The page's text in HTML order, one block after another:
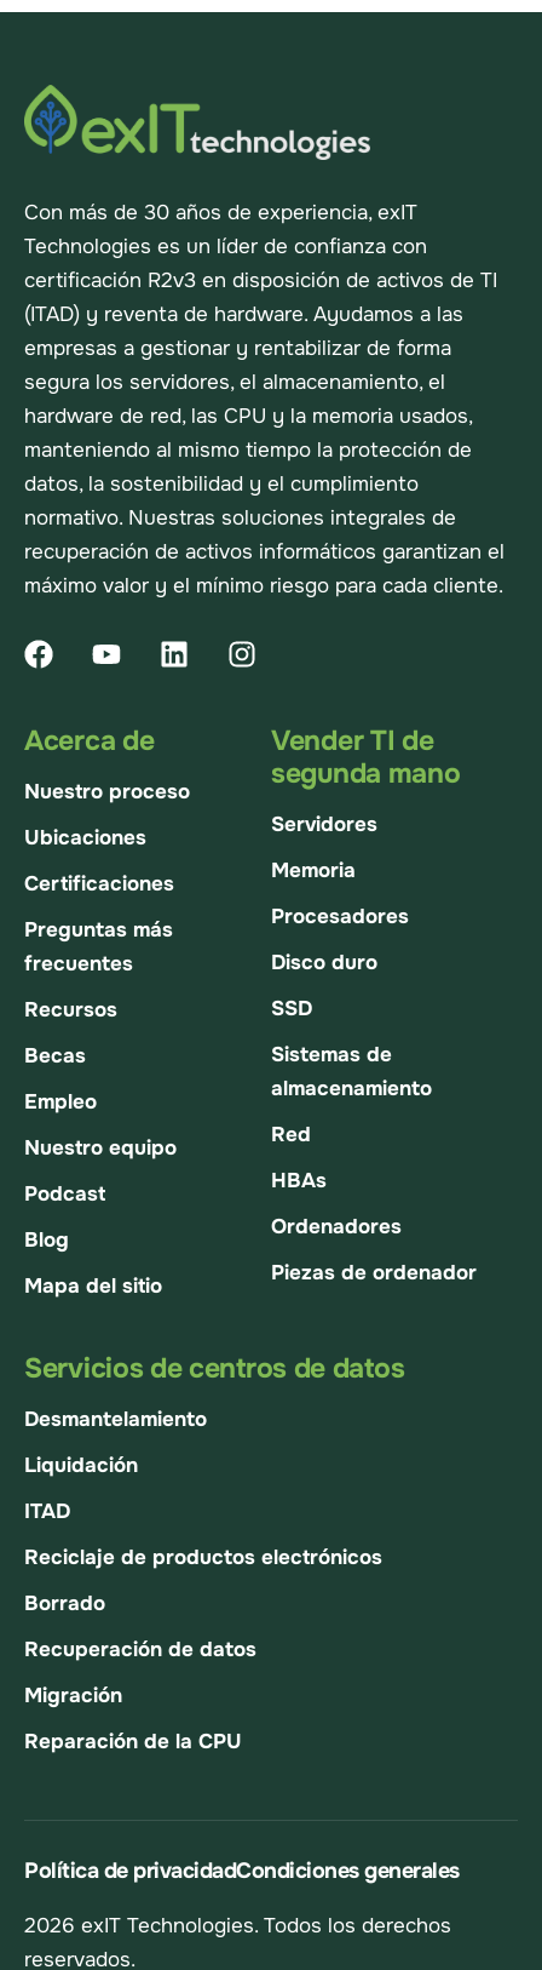
Con más de 30 años de experiencia, exIT
Technologies es un líder de confianza con
certificación R2v3 en disposición de activos de TI
(ITAD) y reventa de hardware. Ayudamos a las
empresas a gestionar y rentabilizar de forma
segura los servidores, el almacenamiento, el
hardware de red, las CPU y la memoria usados,
manteniendo al mismo tiempo la protección de
datos, la sostenibilidad y el cumplimiento
normativo. Nuestras soluciones integrales de
recuperación de activos informáticos garantizan el
máximo valor y el mínimo riesgo para cada cliente.
Acerca de
Nuestro proceso
Ubicaciones
Certificaciones
Preguntas más
frecuentes
Recursos
Becas
Empleo
Nuestro equipo
Podcast
Blog
Mapa del sitio
Vender TI de
segunda mano
Servidores
Memoria
Procesadores
Disco duro
SSD
Sistemas de
almacenamiento
Red
HBAs
Ordenadores
Piezas de ordenador
Servicios de centros de datos
Desmantelamiento
Liquidación
ITAD
Reciclaje de productos electrónicos
Borrado
Recuperación de datos
Migración
Reparación de la CPU
2026 exIT Technologies. Todos los derechos
reservados.
Política de privacidadCondiciones generales